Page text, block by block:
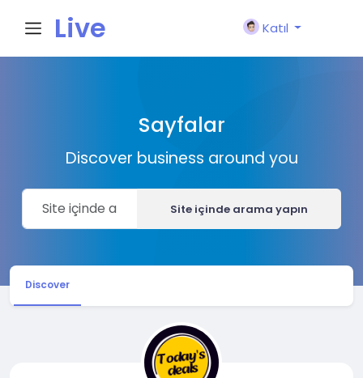
Live
Katıl
Sayfalar
Discover business around you
Site içinde arama yapın
Discover